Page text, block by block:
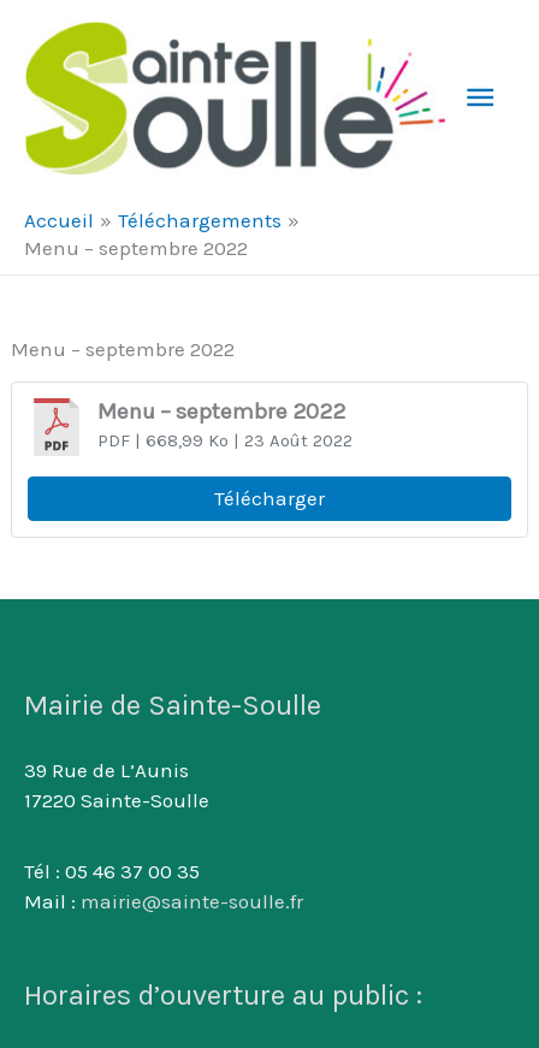
Accueil
Téléchargements
Menu – septembre 2022
Menu – septembre 2022
Menu – septembre 2022
PDF| 668,99 Ko | 23 Août 2022
Télécharger
Mairie de Sainte-Soulle
39 Rue de L’Aunis
17220 Sainte-Soulle
Tél : 05 46 37 00 35
Mail : mairie@sainte-soulle.fr
Horaires d’ouverture au public :